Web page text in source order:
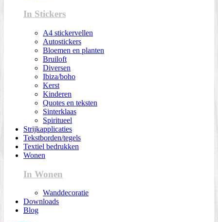
In Stickers
A4 stickervellen
Autostickers
Bloemen en planten
Bruiloft
Diversen
Ibiza/boho
Kerst
Kinderen
Quotes en teksten
Sinterklaas
Spiritueel
Strijkapplicaties
Tekstborden/tegels
Textiel bedrukken
Wonen
In Wonen
Wanddecoratie
Downloads
Blog